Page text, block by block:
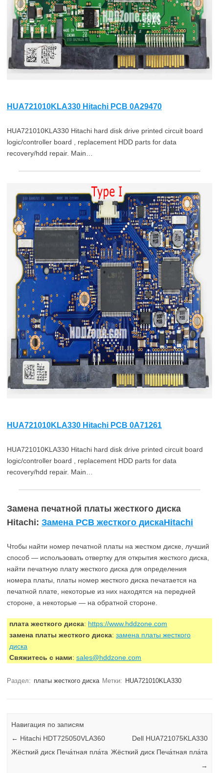
HUA721010KLA330 Hitachi PCB 0A29470
HUA721010KLA330 Hitachi hard disk drive printed circuit board
logic/controller board , replacement HDD parts for data
recovery/hdd repair. Main…
HUA721010KLA330 Hitachi PCB 0A71261
HUA721010KLA330 Hitachi hard disk drive printed circuit board
logic/controller board , replacement HDD parts for data
recovery/hdd repair. Main…
Замена печатной платы жесткого диска
Hitachi: Замена PCB жесткого дискаHitachi
Чтобы найти номер печатной платы на жестком диске, лучший
способ — использовать отвертку для открытия жесткого диска,
найти печатную плату жесткого диска для определения
номера платы, платы номер жесткого диска печатается на
печатной плате, некоторые из них находятся на передней
стороне, а некоторые — на обратной стороне.
плата жесткого диска: https://www.hddzone.com
замена платы жесткого диска: замена платы жесткого
диска
Свяжитесь с нами: sales@hddzone.com
Раздел: платы жесткого диска Метки: HUA721010KLA330
Навигация по записям
← Hitachi HDT725050VLA360
Жёсткий диск Печа́тная пла́та
Dell HUA721075KLA330
Жёсткий диск Печа́тная пла́та
→